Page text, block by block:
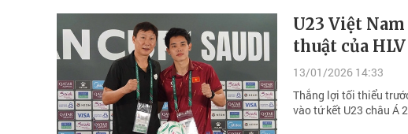
U23 Việt
thuật của
13/01/2026 14:33
Thắng lợi tối thiểu
vào tứ kết U23 châu Á